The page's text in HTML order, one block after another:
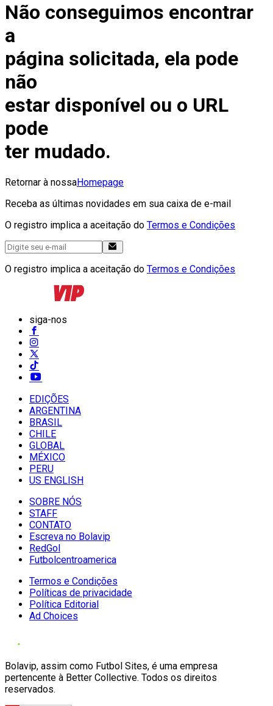
Não conseguimos encontrar
a
página solicitada, ela pode
não
estar disponível ou o URL
pode
ter mudado.
Retornar à nossaHomepage
Receba as últimas novidades em sua caixa de e-mail
O registro implica a aceitação do Termos e Condições
O registro implica a aceitação do Termos e Condições
siga-nos
EDIÇÕES
ARGENTINA
BRASIL
CHILE
GLOBAL
MÉXICO
PERU
US ENGLISH
SOBRE NÓS
STAFF
CONTATO
Escreva no Bolavip
RedGol
Futbolcentroamerica
Termos e Condições
Políticas de privacidade
Política Editorial
Ad Choices
Bolavip, assim como Futbol Sites, é uma empresa
pertencente à Better Collective. Todos os direitos
reservados.